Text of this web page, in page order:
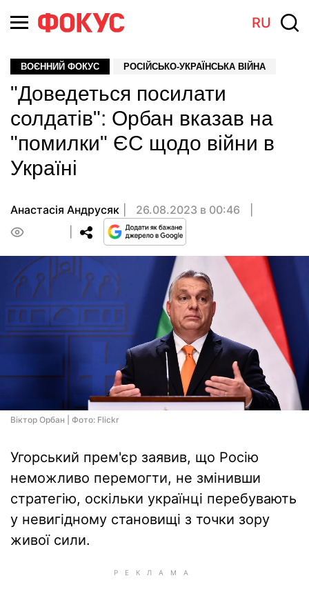
RU
ВОЄННИЙ ФОКУС РОСІЙСЬКО-УКРАЇНСЬКА ВІЙНА
"Доведеться посилати
солдатів": Орбан вказав на
"помилки" ЄС щодо війни в
Україні
Анастасiя Андрусяк
26.08.2023 в 00:46
Віктор Орбан | Фото: Flickr
Угорський прем'єр заявив, що Росію
неможливо перемогти, не змінивши
стратегію, оскільки українці перебувають
у невигідному становищі з точки зору
живої сили.